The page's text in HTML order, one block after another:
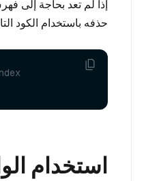
إذا لم تعد بحاجة إلى
حذفه باستخدام الكود
استخدام